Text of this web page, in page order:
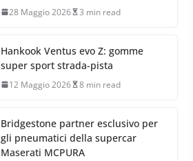
28 Maggio 2026 3 min read
Hankook Ventus evo Z: gomme
super sport strada-pista
12 Maggio 2026 8 min read
Bridgestone partner esclusivo per
gli pneumatici della supercar
Maserati MCPURA